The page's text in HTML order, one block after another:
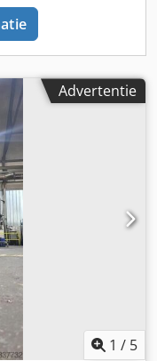
Advertentie
1 / 5